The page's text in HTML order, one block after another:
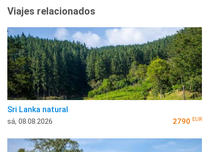
Viajes relacionados
Sri Lanka natural
sá, 08.08.2026 2790 EUR